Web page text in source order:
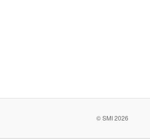
© SMI 2026